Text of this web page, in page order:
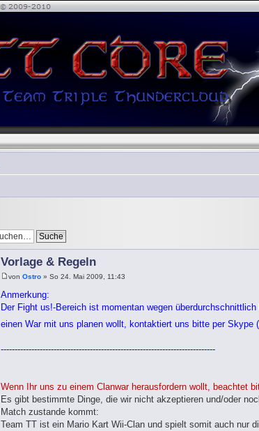
Vorlage & Regeln
vonOstro » So 24. Mai 2009, 11:43
Anmerkung:
Der Fight us!-Bereich ist momentan wegen
einen War mit uns planen wollt, kontaktiert uns bitte per Skype
-----------------------------------------------------------------------------
Wenn Ihr uns zu einem Clanwar herausfordern wollt, beachtet
Es gibt bestimmte Dinge, die wir nicht akzeptieren und/oder
Match zustande kommt:
Team TT ist ein Mario Kart Wii-Clan und spielt somit auch nur